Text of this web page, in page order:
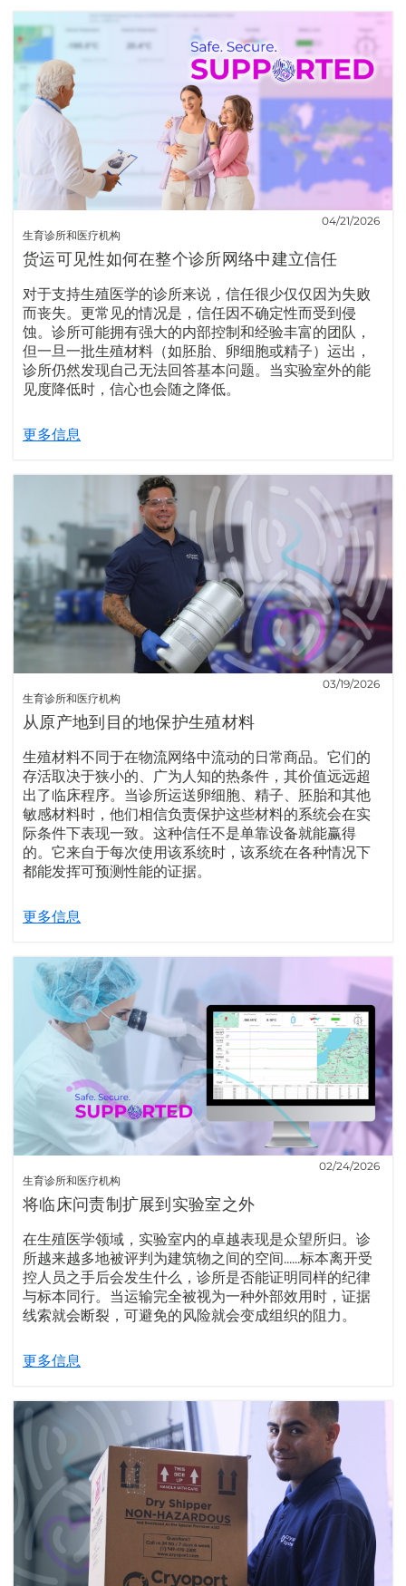
生育诊所和医疗机构
04/21/2026
货运可见性如何在整个诊所网络中建立信任
对于支持生殖医学的诊所来说，信任很少仅仅因为失败
而丧失。更常见的情况是，信任因不确定性而受到侵
蚀。诊所可能拥有强大的内部控制和经验丰富的团队，
但一旦一批生殖材料（如胚胎、卵细胞或精子）运出，
诊所仍然发现自己无法回答基本问题。当实验室外的能
见度降低时，信心也会随之降低。
更多信息
生育诊所和医疗机构
03/19/2026
从原产地到目的地保护生殖材料
生殖材料不同于在物流网络中流动的日常商品。它们的
存活取决于狭小的、广为人知的热条件，其价值远远超
出了临床程序。当诊所运送卵细胞、精子、胚胎和其他
敏感材料时，他们相信负责保护这些材料的系统会在实
际条件下表现一致。这种信任不是单靠设备就能赢得
的。它来自于每次使用该系统时，该系统在各种情况下
都能发挥可预测性能的证据。
更多信息
生育诊所和医疗机构
02/24/2026
将临床问责制扩展到实验室之外
在生殖医学领域，实验室内的卓越表现是众望所归。诊
所越来越多地被评判为建筑物之间的空间......标本离开受
控人员之手后会发生什么，诊所是否能证明同样的纪律
与标本同行。当运输完全被视为一种外部效用时，证据
线索就会断裂，可避免的风险就会变成组织的阻力。
更多信息